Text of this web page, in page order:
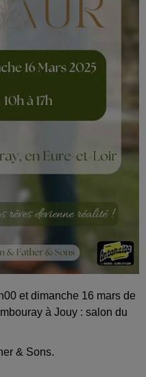
et dimanche 16 mars de
à Jouy : salon du
& Sons.